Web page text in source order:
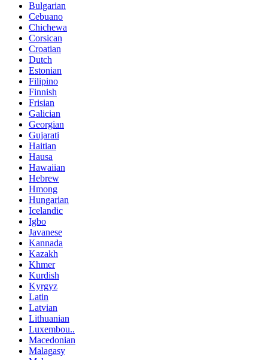
Bulgarian
Cebuano
Chichewa
Corsican
Croatian
Dutch
Estonian
Filipino
Finnish
Frisian
Galician
Georgian
Gujarati
Haitian
Hausa
Hawaiian
Hebrew
Hmong
Hungarian
Icelandic
Igbo
Javanese
Kannada
Kazakh
Khmer
Kurdish
Kyrgyz
Latin
Latvian
Lithuanian
Luxembou..
Macedonian
Malagasy